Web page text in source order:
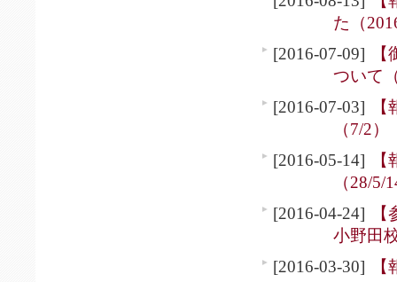
た（
[2016-07-09]
ついて
[2016-07-03]
（7/2）
[2016-05-14]
（28/5/
[2016-04-24]
小野田
[2016-03-30]